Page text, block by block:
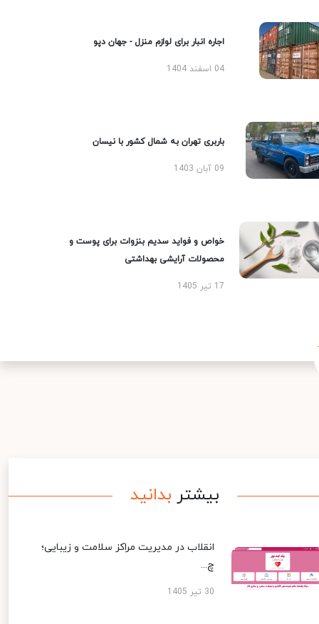
اجاره انبار برای لوازم منزل - جهان دپو
04 اسفند 1404
باربری تهران به شمال کشور با نیسان
09 آبان 1403
خواص و فواید سدیم بنزوات برای پوست و
محصولات آرایشی بهداشتی
17 تیر 1405
بیشتر بدانید
انقلاب در مدیریت مراکز سلامت و زیبایی؛
چ...
30 تیر 1405